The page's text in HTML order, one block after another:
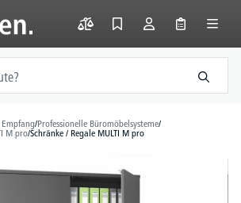
/Professionelle Büromöbelsysteme/
M pro/Schränke / Regale MULTI M pro